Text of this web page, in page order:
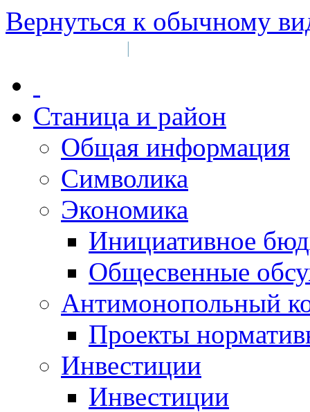
Вернуться к обычному
|
Станица и район
Общая информация
Символика
Экономика
Инициативное
Общесвенные
Антимонопольный
Проекты
Инвестиции
Инвестиции